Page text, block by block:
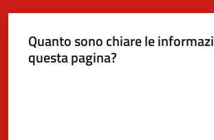
Quanto sono chiare le
questa pagina?